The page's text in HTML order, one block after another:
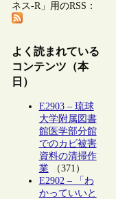
ネス-R」用のRSS：
よく読まれている
コンテンツ（本
日）
E2903 – 琉球
大学附属図書
館医学部分館
でのカビ被害
資料の清掃作
業（371）
E2902 – 「わ
かっていいと